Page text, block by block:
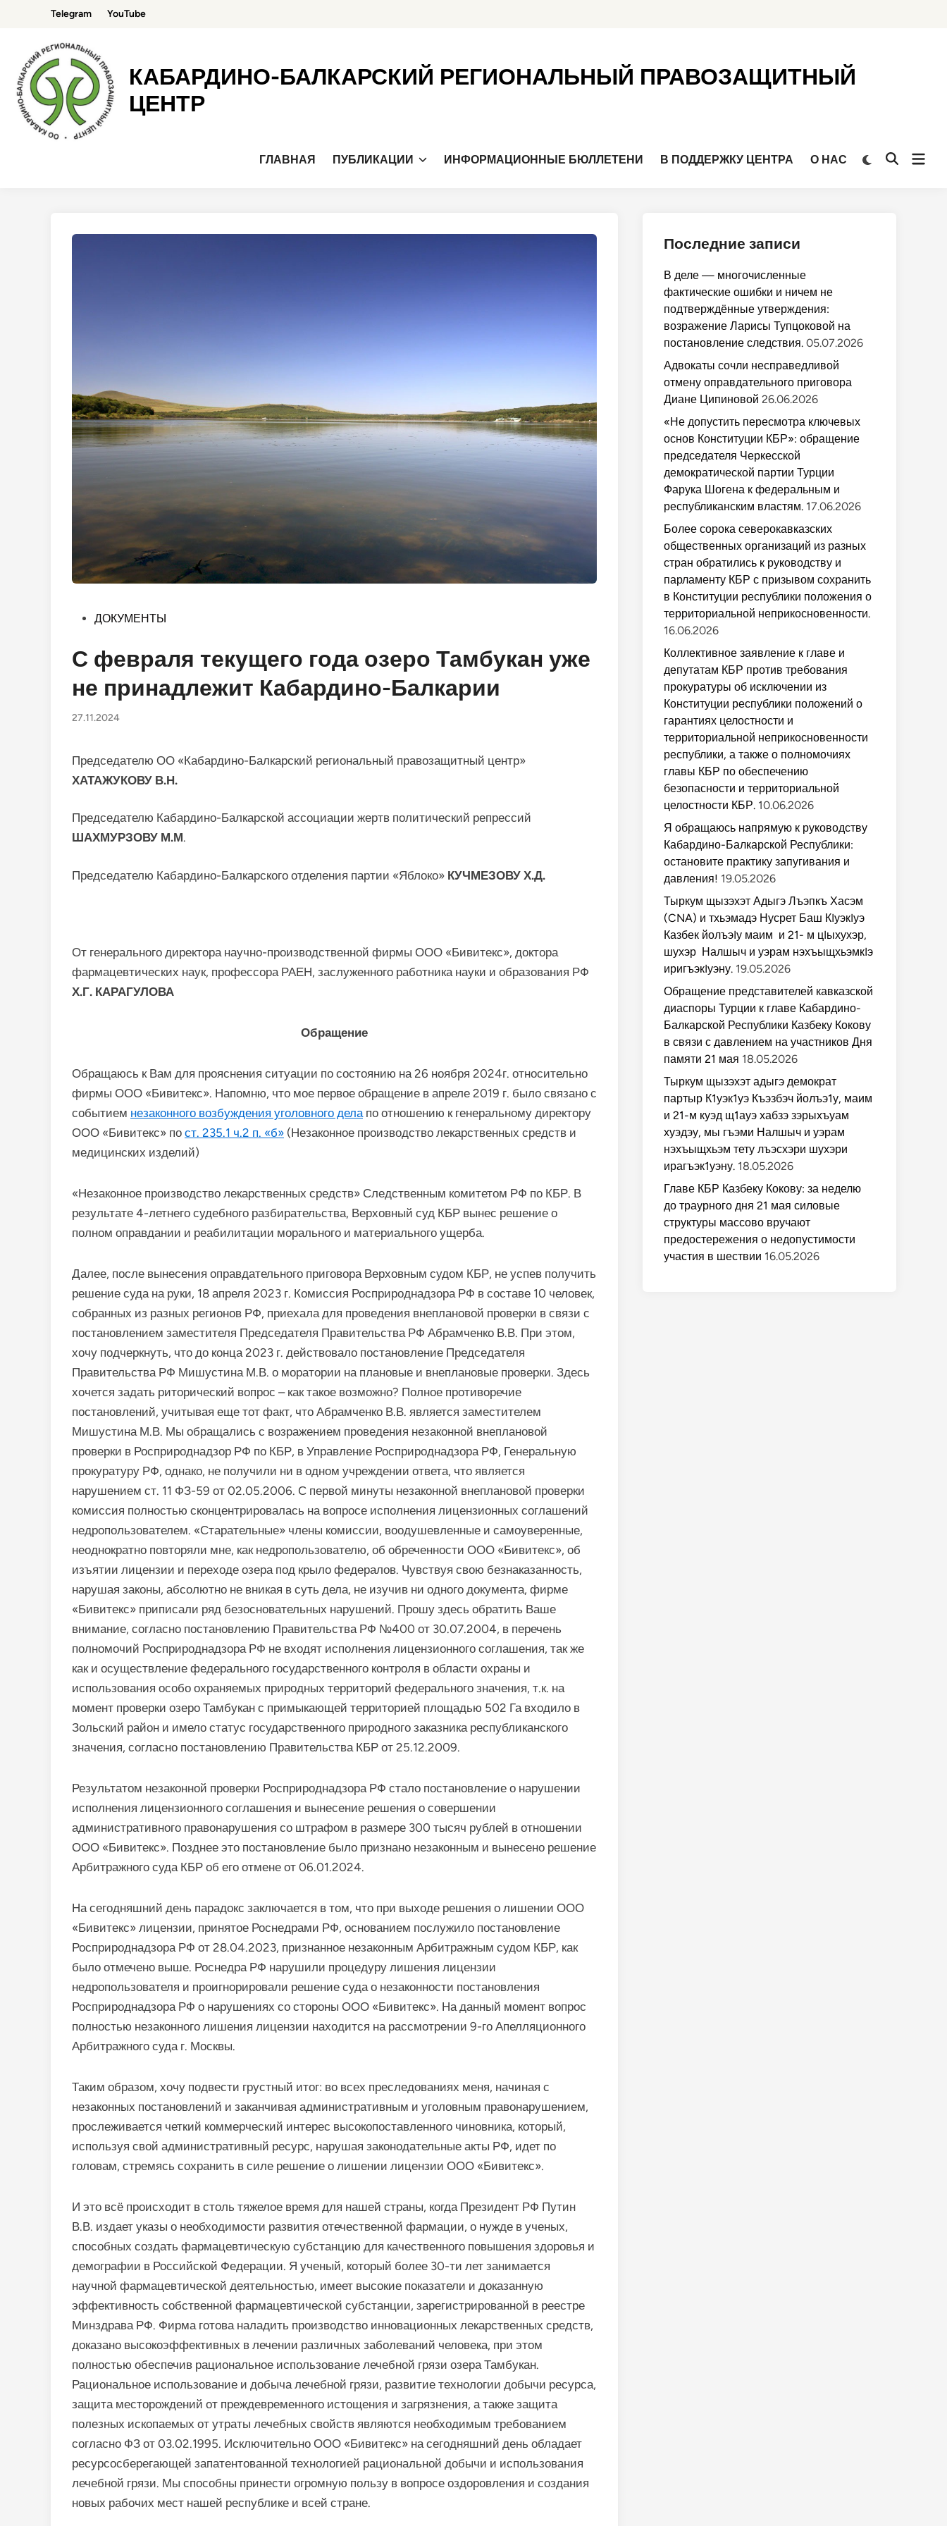
содержимому
Telegram YouTube
КАБАРДИНО-БАЛКАРСКИЙ РЕГИОНАЛЬНЫЙ ПРАВОЗАЩИТНЫЙ
ЦЕНТР
ГЛАВНАЯ ПУБЛИКАЦИИ ИНФОРМАЦИОННЫЕ БЮЛЛЕТЕНИ В ПОДДЕРЖКУ ЦЕНТРА О НАС
Переключить
Открыть
Опубликовано
ДОКУМЕНТЫ
С февраля текущего года озеро Тамбукан уже
не принадлежит Кабардино-Балкарии
27.11.2024
Председателю ОО «Кабардино-Балкарский региональный правозащитный центр»
ХАТАЖУКОВУ В.Н.
Председателю Кабардино-Балкарской ассоциации жертв политический репрессий
ШАХМУРЗОВУ М.М.
Председателю Кабардино-Балкарского отделения партии «Яблоко» КУЧМЕЗОВУ Х.Д.
От генерального директора научно-производственной фирмы ООО «Бивитекс», доктора
фармацевтических наук, профессора РАЕН, заслуженного работника науки и образования РФ
Х.Г. КАРАГУЛОВА
Обращение
Обращаюсь к Вам для прояснения ситуации по состоянию на 26 ноября 2024г. относительно
фирмы ООО «Бивитекс». Напомню, что мое первое обращение в апреле 2019 г. было связано с
событием незаконного возбуждения уголовного дела по отношению к генеральному директору
ООО «Бивитекс» по ст. 235.1 ч.2 п. «б» (Незаконное производство лекарственных средств и
медицинских изделий)
«Незаконное производство лекарственных средств» Следственным комитетом РФ по КБР. В
результате 4-летнего судебного разбирательства, Верховный суд КБР вынес решение о
полном оправдании и реабилитации морального и материального ущерба.
Далее, после вынесения оправдательного приговора Верховным судом КБР, не успев получить
решение суда на руки, 18 апреля 2023 г. Комиссия Росприроднадзора РФ в составе 10 человек,
собранных из разных регионов РФ, приехала для проведения внеплановой проверки в связи с
постановлением заместителя Председателя Правительства РФ Абрамченко В.В. При этом,
хочу подчеркнуть, что до конца 2023 г. действовало постановление Председателя
Правительства РФ Мишустина М.В. о моратории на плановые и внеплановые проверки. Здесь
хочется задать риторический вопрос – как такое возможно? Полное противоречие
постановлений, учитывая еще тот факт, что Абрамченко В.В. является заместителем
Мишустина М.В. Мы обращались с возражением проведения незаконной внеплановой
проверки в Росприроднадзор РФ по КБР, в Управление Росприроднадзора РФ, Генеральную
прокуратуру РФ, однако, не получили ни в одном учреждении ответа, что является
нарушением ст. 11 ФЗ-59 от 02.05.2006. С первой минуты незаконной внеплановой проверки
комиссия полностью сконцентрировалась на вопросе исполнения лицензионных соглашений
недропользователем. «Старательные» члены комиссии, воодушевленные и самоуверенные,
неоднократно повторяли мне, как недропользователю, об обреченности ООО «Бивитекс», об
изъятии лицензии и переходе озера под крыло федералов. Чувствуя свою безнаказанность,
нарушая законы, абсолютно не вникая в суть дела, не изучив ни одного документа, фирме
«Бивитекс» приписали ряд безосновательных нарушений. Прошу здесь обратить Ваше
внимание, согласно постановлению Правительства РФ №400 от 30.07.2004, в перечень
полномочий Росприроднадзора РФ не входят исполнения лицензионного соглашения, так же
как и осуществление федерального государственного контроля в области охраны и
использования особо охраняемых природных территорий федерального значения, т.к. на
момент проверки озеро Тамбукан с примыкающей территорией площадью 502 Га входило в
Зольский район и имело статус государственного природного заказника республиканского
значения, согласно постановлению Правительства КБР от 25.12.2009.
Результатом незаконной проверки Росприроднадзора РФ стало постановление о нарушении
исполнения лицензионного соглашения и вынесение решения о совершении
административного правонарушения со штрафом в размере 300 тысяч рублей в отношении
ООО «Бивитекс». Позднее это постановление было признано незаконным и вынесено решение
Арбитражного суда КБР об его отмене от 06.01.2024.
На сегодняшний день парадокс заключается в том, что при выходе решения о лишении ООО
«Бивитекс» лицензии, принятое Роснедрами РФ, основанием послужило постановление
Росприроднадзора РФ от 28.04.2023, признанное незаконным Арбитражным судом КБР, как
было отмечено выше. Роснедра РФ нарушили процедуру лишения лицензии
недропользователя и проигнорировали решение суда о незаконности постановления
Росприроднадзора РФ о нарушениях со стороны ООО «Бивитекс». На данный момент вопрос
полностью незаконного лишения лицензии находится на рассмотрении 9-го Апелляционного
Арбитражного суда г. Москвы.
Таким образом, хочу подвести грустный итог: во всех преследованиях меня, начиная с
незаконных постановлений и заканчивая административным и уголовным правонарушением,
прослеживается четкий коммерческий интерес высокопоставленного чиновника, который,
используя свой административный ресурс, нарушая законодательные акты РФ, идет по
головам, стремясь сохранить в силе решение о лишении лицензии ООО «Бивитекс».
И это всё происходит в столь тяжелое время для нашей страны, когда Президент РФ Путин
В.В. издает указы о необходимости развития отечественной фармации, о нужде в ученых,
способных создать фармацевтическую субстанцию для качественного повышения здоровья и
демографии в Российской Федерации. Я ученый, который более 30-ти лет занимается
научной фармацевтической деятельностью, имеет высокие показатели и доказанную
эффективность собственной фармацевтической субстанции, зарегистрированной в реестре
Минздрава РФ. Фирма готова наладить производство инновационных лекарственных средств,
доказано высокоэффективных в лечении различных заболеваний человека, при этом
полностью обеспечив рациональное использование лечебной грязи озера Тамбукан.
Рациональное использование и добыча лечебной грязи, развитие технологии добычи ресурса,
защита месторождений от преждевременного истощения и загрязнения, а также защита
полезных ископаемых от утраты лечебных свойств являются необходимым требованием
согласно ФЗ от 03.02.1995. Исключительно ООО «Бивитекс» на сегодняшний день обладает
ресурсосберегающей запатентованной технологией рациональной добычи и использования
лечебной грязи. Мы способны принести огромную пользу в вопросе оздоровления и создания
новых рабочих мест нашей республике и всей стране.
Последние записи
В деле — многочисленные
фактические ошибки и ничем не
подтверждённые утверждения:
возражение Ларисы Тупцоковой на
постановление следствия. 05.07.2026
Адвокаты сочли несправедливой
отмену оправдательного приговора
Диане Ципиновой 26.06.2026
«Не допустить пересмотра ключевых
основ Конституции КБР»: обращение
председателя Черкесской
демократической партии Турции
Фарука Шогена к федеральным и
республиканским властям. 17.06.2026
Более сорока северокавказских
общественных организаций из разных
стран обратились к руководству и
парламенту КБР с призывом сохранить
в Конституции республики положения о
территориальной неприкосновенности.
16.06.2026
Коллективное заявление к главе и
депутатам КБР против требования
прокуратуры об исключении из
Конституции республики положений о
гарантиях целостности и
территориальной неприкосновенности
республики, а также о полномочиях
главы КБР по обеспечению
безопасности и территориальной
целостности КБР. 10.06.2026
Я обращаюсь напрямую к руководству
Кабардино-Балкарской Республики:
остановите практику запугивания и
давления! 19.05.2026
Тыркум щызэхэт Адыгэ Лъэпкъ Хасэм
(CNA) и тхьэмадэ Нусрет Баш КIуэкIуэ
Казбек йолъэIу маим и 21- м цIыхухэр,
шухэр Налшыч и уэрам нэхъыщхьэмкIэ
иригъэкIуэну. 19.05.2026
Обращение представителей кавказской
диаспоры Турции к главе Кабардино-
Балкарской Республики Казбеку Кокову
в связи с давлением на участников Дня
памяти 21 мая 18.05.2026
Тыркум щызэхэт адыгэ демократ
партыр К1уэк1уэ Къэзбэч йолъэ1у, маим
и 21-м куэд щ1ауэ хабзэ зэрыхъуам
хуэдэу, мы гъэми Налшыч и уэрам
нэхъыщхьэм тету лъэсхэри шухэри
ирагъэк1уэну. 18.05.2026
Главе КБР Казбеку Кокову: за неделю
до траурного дня 21 мая силовые
структуры массово вручают
предостережения о недопустимости
участия в шествии 16.05.2026